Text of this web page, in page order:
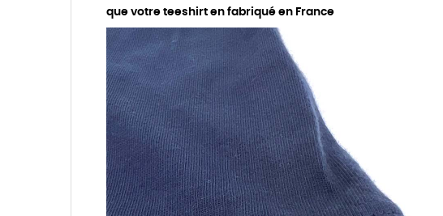
que votre teeshirt en fabriqué en France